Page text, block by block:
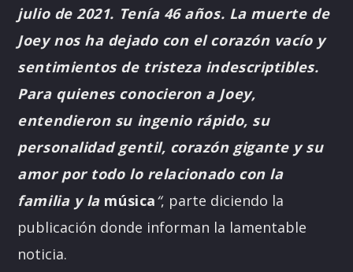
julio de 2021. Tenía 46 años. La muerte de
Joey nos ha dejado con el corazón vacío y
sentimientos de tristeza indescriptibles.
Para quienes conocieron a Joey,
entendieron su ingenio rápido, su
personalidad gentil, corazón gigante y su
amor por todo lo relacionado con la
familia y lamúsica“, parte diciendo la
publicación donde informan la lamentable
noticia.